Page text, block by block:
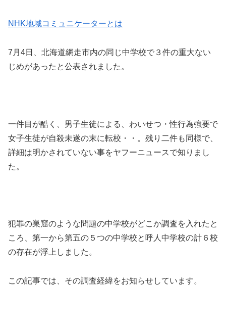
NHK地域コミュニケーターとは
7月4日、北海道網走市内の同じ中学校で３件の重大ない
じめがあったと公表されました。
一件目が酷く、男子生徒による、わいせつ・性行為強要で
女子生徒が自殺未遂の末に転校・・。残り二件も同様で、
詳細は明かされていない事をヤフーニュースで知りまし
た。
犯罪の巣窟のような問題の中学校がどこか調査を入れたと
ころ、第一から第五の５つの中学校と呼人中学校の計６校
の存在が浮上しました。
この記事では、その調査経緯をお知らせしています。